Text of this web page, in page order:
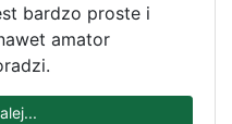
bardzo proste i
amator